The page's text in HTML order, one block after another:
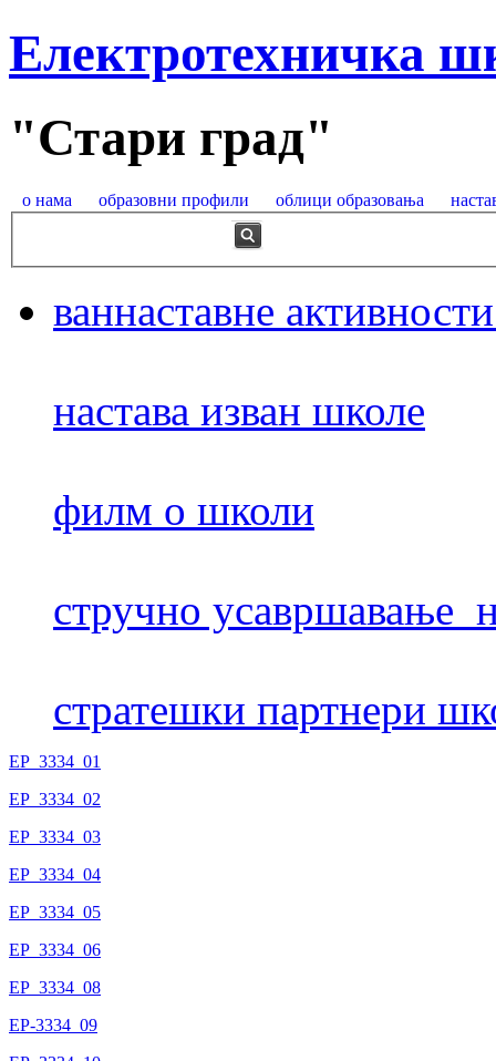
Електротехничка
"Стари град"
о нама образовни профили облици образовања
ваннаставне
настава изван школе
филм о школи
стручно усавршавање
стратешки партнери
EP_3334_01
EP_3334_02
EP_3334_03
EP_3334_04
EP_3334_05
EP_3334_06
EP_3334_08
EP-3334_09